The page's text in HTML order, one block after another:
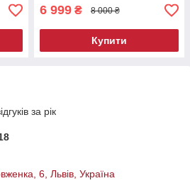
6 999 ₴ 8 000 ₴
Купити
за рік
6, Львів, Україна